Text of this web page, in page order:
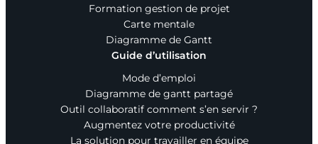
Formation gestion de projet
Carte mentale
Diagramme de Gantt
Guide d’utilisation
Mode d’emploi
Diagramme de gantt partagé
Outil collaboratif comment s’en servir ?
Augmentez votre productivité
La solution pour travailler en équipe